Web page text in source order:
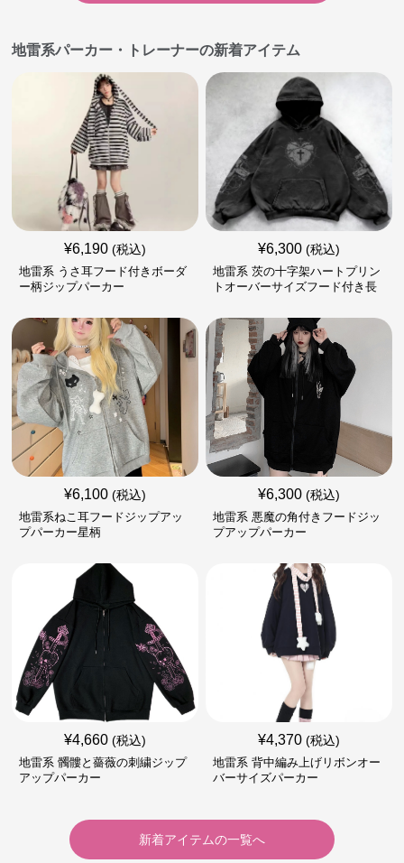
地雷系パーカー・トレーナーの新着アイテム
¥6,190 (税込)
地雷系 うさ耳フード付きボーダ
ー柄ジップパーカー
¥6,300 (税込)
地雷系 茨の十字架ハートプリン
トオーバーサイズフード付き長
¥6,100 (税込)
地雷系ねこ耳フードジップアッ
プパーカー星柄
¥6,300 (税込)
地雷系 悪魔の角付きフードジッ
プアップパーカー
¥4,660 (税込)
地雷系 髑髏と薔薇の刺繍ジップ
アップパーカー
¥4,370 (税込)
地雷系 背中編み上げリボンオー
バーサイズパーカー
新着アイテムの一覧へ